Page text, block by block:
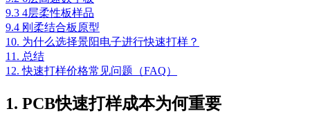
9.3 4层柔性板样品
9.4 刚柔结合板原型
10. 为什么选择景阳电子进行快速打样？
11. 总结
12. 快速打样价格常见问题（FAQ）
1. PCB快速打样成本为何重要